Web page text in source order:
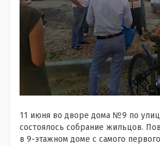
11 июня во дворе дома №9 по
состоялось собрание жильцов.
в 9-этажном доме с самого